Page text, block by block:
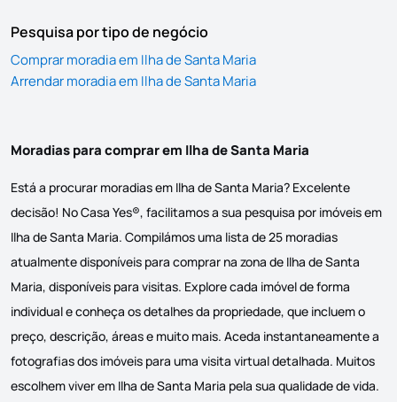
Pesquisa por tipo de negócio
Comprar moradia em Ilha de Santa Maria
Arrendar moradia em Ilha de Santa Maria
Moradias para comprar em Ilha de Santa Maria
Está a procurar moradias em Ilha de Santa Maria? Excelente
decisão! No Casa Yes®, facilitamos a sua pesquisa por imóveis em
Ilha de Santa Maria. Compilámos uma lista de 25 moradias
atualmente disponíveis para comprar na zona de Ilha de Santa
Maria, disponíveis para visitas. Explore cada imóvel de forma
individual e conheça os detalhes da propriedade, que incluem o
preço, descrição, áreas e muito mais. Aceda instantaneamente a
fotografias dos imóveis para uma visita virtual detalhada. Muitos
escolhem viver em Ilha de Santa Maria pela sua qualidade de vida.